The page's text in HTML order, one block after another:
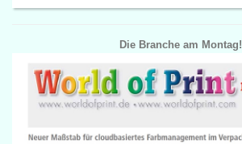
Die Branche am Montag!